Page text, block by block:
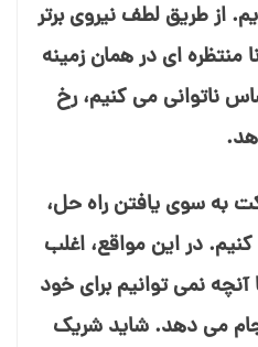
از طریق لطف نیروی برتر
ای در همان زمینه⁯
ناتوانی می⁯ کنیم، رخ
به سوی یافتن راه حل،
در این مواقع، اغلب
آنچه نمی⁯ توانیم برای خود
می⁯ دهد. شاید شریک